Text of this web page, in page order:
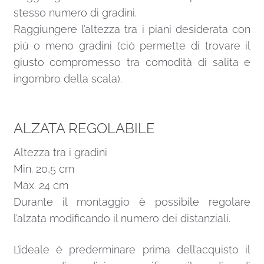
stesso numero di gradini.
Raggiungere l’altezza tra i piani desiderata con
più o meno gradini (ciò permette di trovare il
giusto compromesso tra comodità di salita e
ingombro della scala).
ALZATA REGOLABILE
Altezza tra i gradini
Min. 20,5 cm
Max. 24 cm
Durante il montaggio è possibile regolare
l’alzata modificando il numero dei distanziali.
L’ideale è prederminare prima dell’acquisto il